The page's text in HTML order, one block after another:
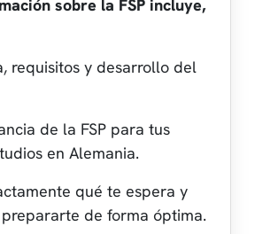
sobre la FSP incluye,
requisitos y desarrollo del
de la FSP para tus
en Alemania.
qué te espera y
de forma óptima.